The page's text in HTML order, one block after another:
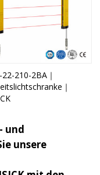
210-2BA｜
｜
und
unsere